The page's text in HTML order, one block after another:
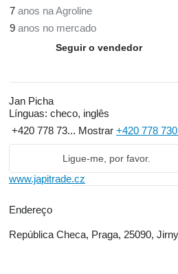
7 anos na Agroline
9 anos no mercado
Seguir o vendedor
Jan Picha
Línguas: checo, inglês
+420 778 73... Mostrar +420 778
Ligue-me, por favor.
www.japitrade.cz
Endereço
República Checa, Praga, 25090,